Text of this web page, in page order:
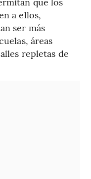
a ellos,
ser más
áreas
repletas de